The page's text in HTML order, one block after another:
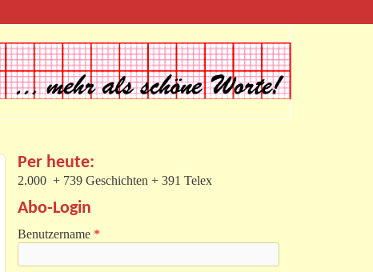
Per heute:
2.000 + 739 Geschichten + 391 Telex
Abo-Login
Benutzername *